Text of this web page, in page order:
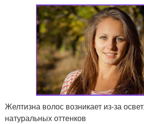
Желтизна волос возникает из-за
натуральных оттенков